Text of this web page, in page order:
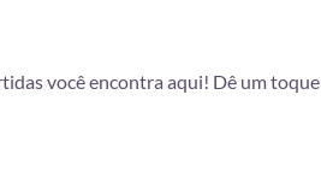
você encontra aqui! Dê um toque